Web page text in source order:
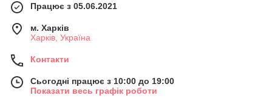
Працює з 05.06.2021
м. Харків
Харків, Україна
Контакти
Сьогодні працює з 10:00 до 19:00
Показати весь графік роботи